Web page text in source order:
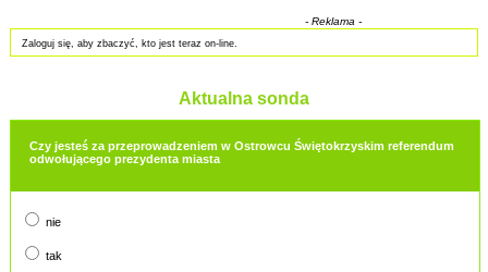
- Reklama -
Zaloguj się, aby zbaczyć, kto jest teraz on-line.
Aktualna sonda
Czy jesteś za przeprowadzeniem w Ostrowcu Świętokrzyskim referendum
odwołującego prezydenta miasta
nie
tak